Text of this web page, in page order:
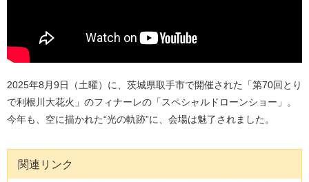
2025年8月9日（土曜）に、茨城県取手市で開催された「第70回とり
で利根川大花火」のフィナーレの「スペシャルドローンショー」。
今年も、空に描かれた“光の軌跡”に、会場は魅了されました。
関連リンク